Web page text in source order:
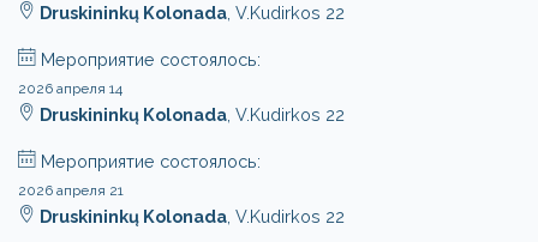
Druskininkų Kolonada , V.Kudirkos 22
Мероприятие состоялось:
2026 апреля 14
Druskininkų Kolonada , V.Kudirkos 22
Мероприятие состоялось:
2026 апреля 21
Druskininkų Kolonada , V.Kudirkos 22